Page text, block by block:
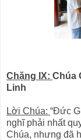
Chặng IX: Chúa
Linh
Lời Chúa: “Đức
nghĩ phải nhất
Chúa, nhưng đã